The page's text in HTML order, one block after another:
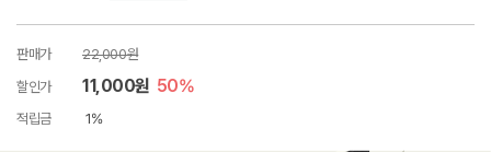
판매가
22,000원
할인가
11,000원 50%
적립금 1%